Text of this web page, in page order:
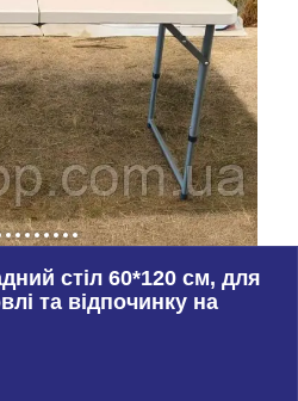
стіл 60*120 см, для
та відпочинку на